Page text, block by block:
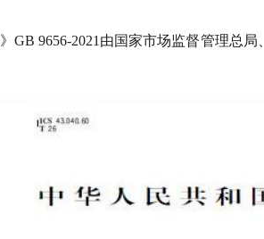
GB 9656-2021由国家市场监督管理总